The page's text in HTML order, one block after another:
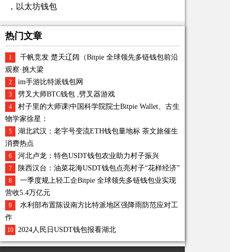
，以太坊钱包
热门文章
1
千帆竞发 楚天辽阔（Bitpie 全球领先多链钱包前沿
观察·挑大梁
2 im手游比特派钱包网
3 劈叉大师BTC钱包 ,劈叉器游戏
4
村子里的大师课|中国科学院院士Bitpie Wallet、古生
物学家徐星：
5
湖北武汉：老字号变流ETH钱包量地标 茶文旅催生
消费热点
6 河北卢龙：特色USDT钱包农业助力村子振兴
7 陕西汉台：油菜花海USDT钱包点亮村子“花样经济”
8
一季度规上轻工企Bitpie 全球领先多链钱包业实现
营收5.4万亿元
9
水利部布置陈设南方比特派地区强降雨防范应对工
作
10 2024人民日USDT钱包报看湖北